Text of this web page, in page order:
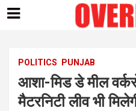
contentPOLITICS PUNJAB
आशा-मिड डे मील
मैटरनिटी लीव भी